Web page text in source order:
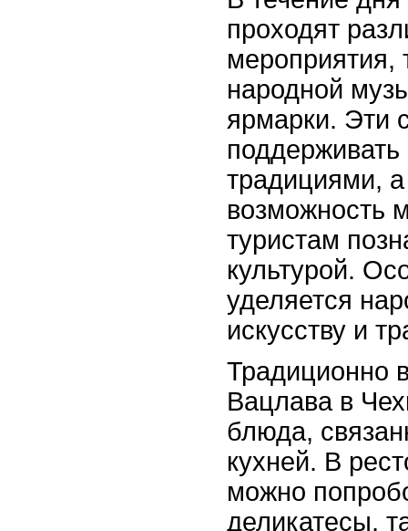
проходят
мероприятия,
народной
ярмарки. Эти
поддерживать
традициями,
возможность
туристам
культурой.
уделяется
искусству и
Традиционно
Вацлава в
блюда,
кухней. В
можно
деликатесы,